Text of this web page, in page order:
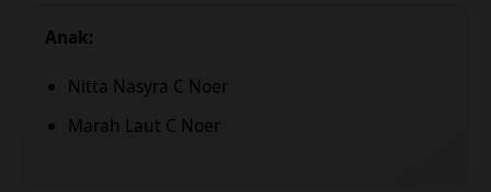
Anak:
Nitta Nasyra C Noer
Marah Laut C Noer